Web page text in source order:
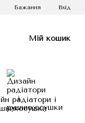
Бажання Вхід
Мій кошик
радіатори і